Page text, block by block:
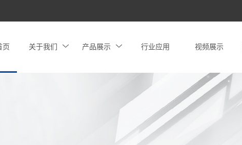
页 关于我们 产品展示 行业应用 视频展示